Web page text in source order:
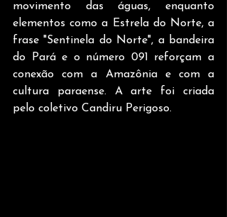
movimento das águas, enquanto
elementos como a Estrela do Norte, a
frase "Sentinela do Norte", a bandeira
do Pará e o número 091 reforçam a
conexão com a Amazônia e com a
cultura paraense. A arte foi criada
pelo coletivo Candiru Perigoso.